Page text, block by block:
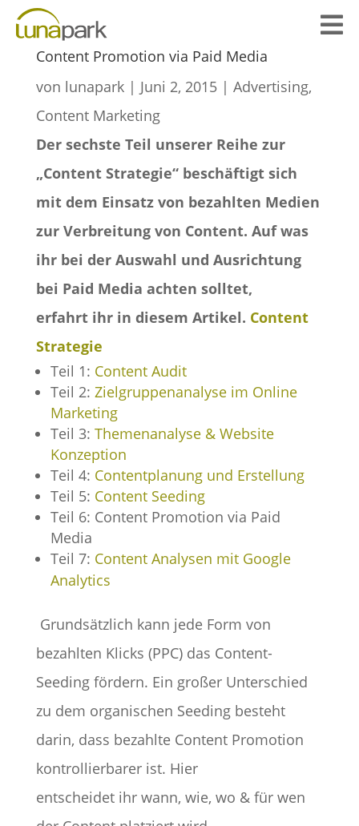

Content Promotion via Paid Media
von lunapark| Juni 2, 2015| Advertising,
Content Marketing
Der sechste Teil unserer Reihe zur
„Content Strategie“ beschäftigt sich
mit dem Einsatz von bezahlten Medien
zur Verbreitung von Content. Auf was
ihr bei der Auswahl und Ausrichtung
bei Paid Media achten solltet,
erfahrt ihr in diesem Artikel. Content
Strategie
Teil 1: Content Audit
Teil 2: Zielgruppenanalyse im Online
Marketing
Teil 3: Themenanalyse & Website
Konzeption
Teil 4: Contentplanung und Erstellung
Teil 5: Content Seeding
Teil 6: Content Promotion via Paid
Media
Teil 7: Content Analysen mit Google
Analytics
­­ ­­­­­Grundsätzlich kann jede Form von
bezahlten Klicks (PPC) das Content-
Seeding fördern. Ein großer Unterschied
zu dem organischen Seeding besteht
darin, dass bezahlte Content Promotion
kontrollierbarer ist. Hier
entscheidet ihr wann, wie, wo & für wen